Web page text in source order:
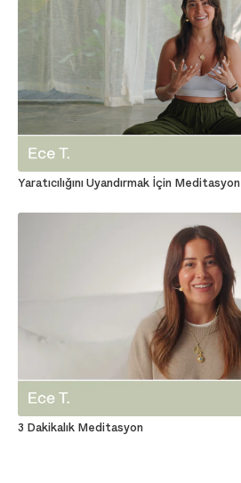
Yaratıcılığını Uyandırmak İçin Meditasyon
3 Dakikalık Meditasyon